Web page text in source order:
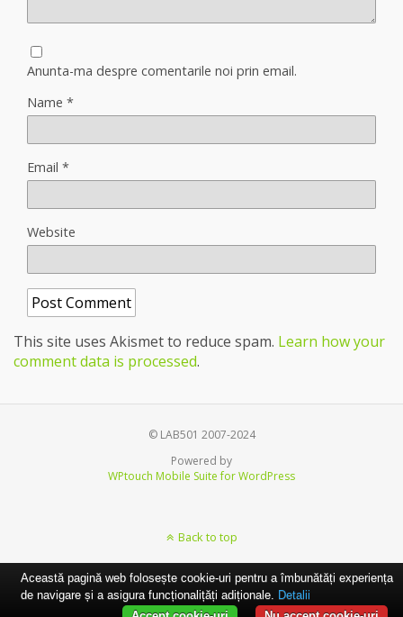
Anunta-ma despre comentarile noi prin email.
Name *
Email *
Website
This site uses Akismet to reduce spam. Learn how your
comment data is processed.
© LAB501 2007-2024
Powered by
WPtouch Mobile Suite for WordPress
Back to top
Această pagină web folosește cookie-uri pentru a îmbunătăți experiența
de navigare și a asigura funcționalițăți adiționale. Detalii